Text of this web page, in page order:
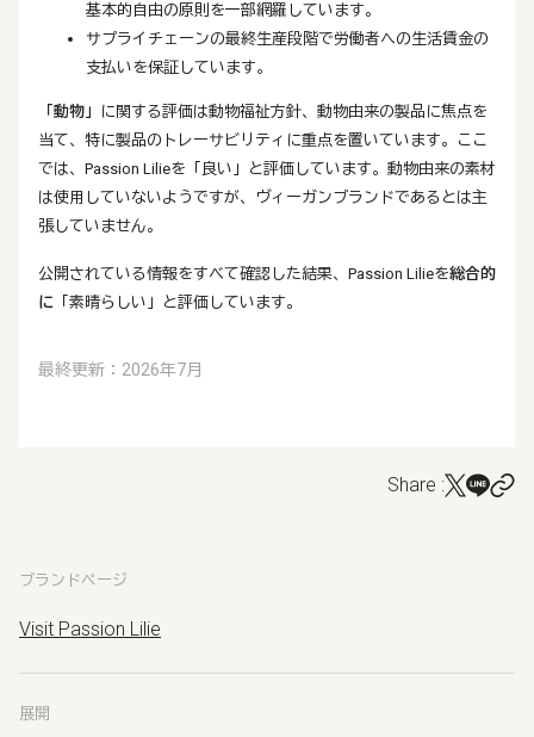
基本的自由の原則を一部網羅しています。
サプライチェーンの最終生産段階で労働者への生活賃金の
支払いを保証しています。
「動物」
に関する評価は動物福祉方針、動物由来の製品に焦点を
当て、特に製品のトレーサビリティに重点を置いています。ここ
では、Passion Lilieを「良い」と評価しています。動物由来の素材
は使用していないようですが、ヴィーガンブランドであるとは主
張していません。
公開されている情報をすべて確認した結果、Passion Lilieを総合的
に 「素晴らしい」と評価しています。
最終更新：2026年7月
Share :
ブランドページ
Visit Passion Lilie
展開